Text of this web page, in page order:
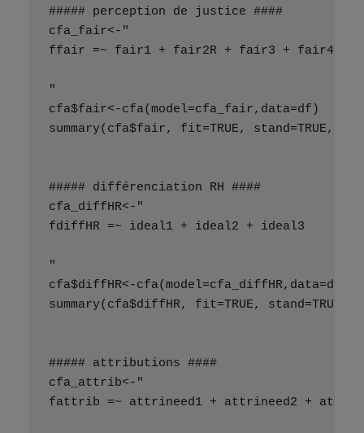
##### perception de justice ####
cfa_fair<-"
ffair =~ fair1 + fair2R + fair3 + fair4 +
"
cfa$fair<-cfa(model=cfa_fair,data=df)
summary(cfa$fair, fit=TRUE, stand=TRUE,
##### différenciation RH ####
cfa_diffHR<-"
fdiffHR =~ ideal1 + ideal2 + ideal3
"
cfa$diffHR<-cfa(model=cfa_diffHR,data=df)
summary(cfa$diffHR, fit=TRUE, stand=TRUE,
##### attributions ####
cfa_attrib<-"
fattrib =~ attrineed1 + attrineed2 +